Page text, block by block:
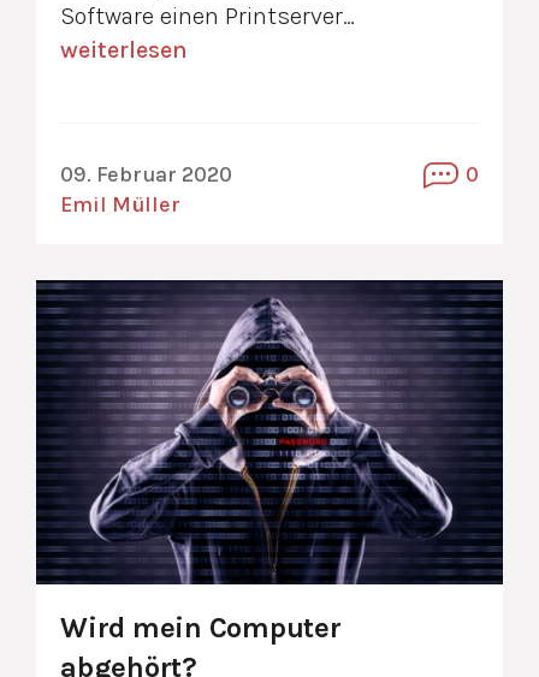
Software einen Printserver…
weiterlesen
09. Februar 2020
Emil Müller
0
Wird mein Computer
abgehört?